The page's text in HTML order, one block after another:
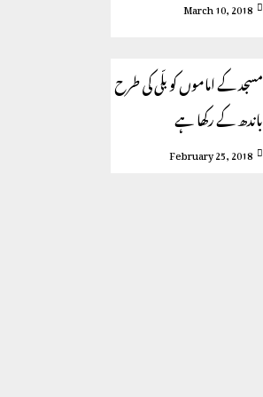
March 10, 2018
مسجد کے اماموں کو بلّی کی طرح
باندھ کے رکھا ہے
February 25, 2018